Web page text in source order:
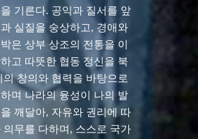
기른다. 공익과 질서를 앞
실질을 숭상하고, 경애와
은 상부 상조의 전통을 이
고 따뜻한 협동 정신을 북
의 창의와 협력을 바탕으로
며 나라의 융성이 나의 발
깨달아, 자유와 권리에 따
의무를 다하며, 스스로 국가